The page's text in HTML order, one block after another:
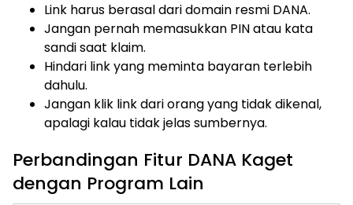
Link harus berasal dari domain resmi DANA.
Jangan pernah memasukkan PIN atau kata
sandi saat klaim.
Hindari link yang meminta bayaran terlebih
dahulu.
Jangan klik link dari orang yang tidak dikenal,
apalagi kalau tidak jelas sumbernya.
Perbandingan Fitur DANA Kaget
dengan Program Lain